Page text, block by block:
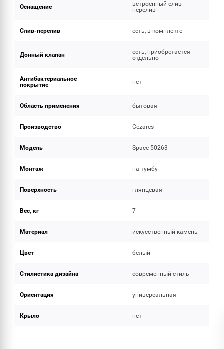
Оснащение
встроенный слив-
перелив
Слив-перелив есть, в комплекте
Донный клапан
есть, приобретается
отдельно
Антибактериальное
покрытие
нет
Область применения бытовая
Производство Cezares
Модель Space 50263
Монтаж на тумбу
Поверхность глянцевая
Вес, кг 7
Материал искусственный камень
Цвет белый
Стилистика дизайна современный стиль
Ориентация универсальная
Крыло нет